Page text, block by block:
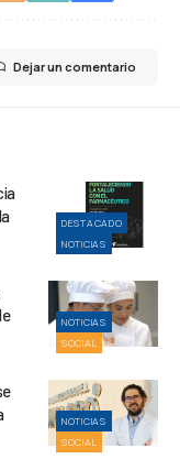
Dejar un comentario
DESTACADO
NOTICIAS
NOTICIAS
SOCIAL
NOTICIAS
SOCIAL